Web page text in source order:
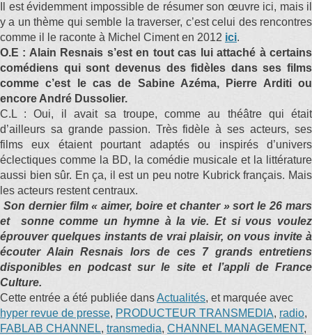
Il est évidemment impossible de résumer son œuvre ici, mais il
y a un thème qui semble la traverser, c’est celui des rencontres
comme il le raconte à Michel Ciment en 2012 ici.
O.E : Alain Resnais s’est en tout cas lui attaché à certains
comédiens qui sont devenus des fidèles dans ses films
comme c’est le cas de Sabine Azéma, Pierre Arditi ou
encore André Dussolier.
C.L : Oui, il avait sa troupe, comme au théâtre qui était
d’ailleurs sa grande passion. Très fidèle à ses acteurs, ses
films eux étaient pourtant adaptés ou inspirés d’univers
éclectiques comme la BD, la comédie musicale et la littérature
aussi bien sûr. En ça, il est un peu notre Kubrick français. Mais
les acteurs restent centraux.
Son dernier film « aimer, boire et chanter » sort le 26 mars
et sonne comme un hymne à la vie. Et si vous voulez
éprouver quelques instants de vrai plaisir, on vous invite à
écouter Alain Resnais lors de ces 7 grands entretiens
disponibles en podcast sur le site et l’appli de France
Culture.
Cette entrée a été publiée dansActualités, et marquée avec
hyper revue de presse, PRODUCTEUR TRANSMEDIA, radio,
FABLAB CHANNEL, transmedia, CHANNEL MANAGEMENT,